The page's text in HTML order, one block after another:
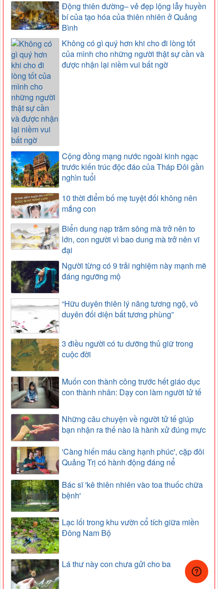
Động thiên đường– vẻ đẹp lộng lẫy huyền
bí của tạo hóa của thiên nhiên ở Quảng
Bình
Không có gì quý hơn khi cho đi lòng tốt
của mình cho những người thật sự cần và
được nhận lại niềm vui bất ngờ
Cộng đồng mạng nước ngoài kinh ngạc
trước kiến trúc độc đáo của Tháp Đôi gần
nghìn tuổi
10 thời điểm bố mẹ tuyệt đối không nên
mắng con
Biển dung nạp trăm sông mà trở nên to
lớn, con người vì bao dung mà trở nên vĩ
đại
Người từng có 9 trải nghiệm này mạnh mẽ
đáng ngưỡng mộ
“Hữu duyên thiên lý năng tương ngộ, vô
duyên đối diện bất tương phùng”
3 điều người có tu dưỡng thủ giữ trong
cuộc đời
Muốn con thành công trước hết giáo dục
con thành nhân: Dạy con làm người tử tế
Những câu chuyện về người tử tế giúp
bạn nhận ra thế nào là hành xử đúng mực
'Càng hiến máu càng hạnh phúc', cặp đôi
Quảng Trị có hành động đáng nể
Bác sĩ 'kê thiên nhiên vào toa thuốc chữa
bệnh'
Lạc lối trong khu vườn cổ tích giữa miền
Đông Nam Bộ
Lá thư này con chưa gửi cho ba